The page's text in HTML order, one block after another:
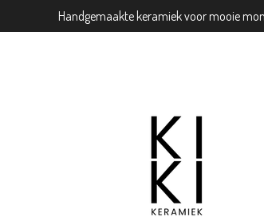
Handgemaakte keramiek voor mooie